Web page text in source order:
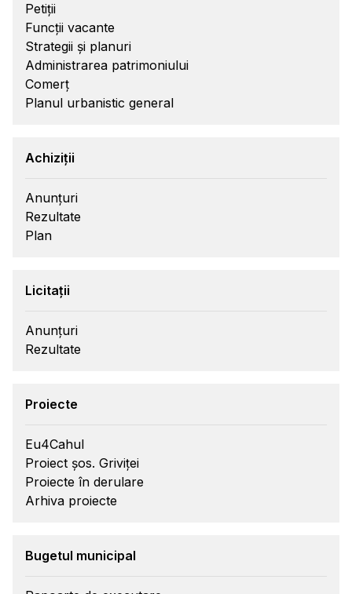
Petiții
Funcții vacante
Strategii și planuri
Administrarea patrimoniului
Comerț
Planul urbanistic general
Achiziții
Anunțuri
Rezultate
Plan
Licitații
Anunțuri
Rezultate
Proiecte
Eu4Cahul
Proiect șos. Griviței
Proiecte în derulare
Arhiva proiecte
Bugetul municipal